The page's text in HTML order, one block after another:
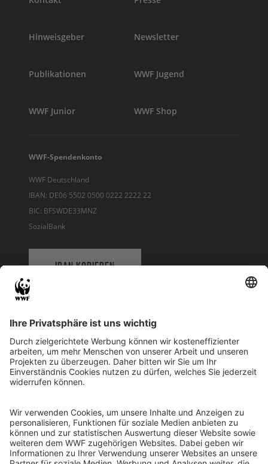
Hinweisgeber Newsletter
Publikationen WWF Jugend
WWF Junior WWF Shop
WWF-Spendenkonto
WWF Deutschland
IBAN: DE06 5502 0500 0222 2222 22
BIC: BFSWDE33MNZ
SozialBank
IBAN KOPIEREN
WWF Deutschland
Reinhardtstr. 18
10117 Berlin
Ihre Spende kann steuerlich geltend gemacht werden
Registriert als Stiftung WWF Deutschland, Senatsverwaltung für
Justiz Berlin, Az: 3416/976/2